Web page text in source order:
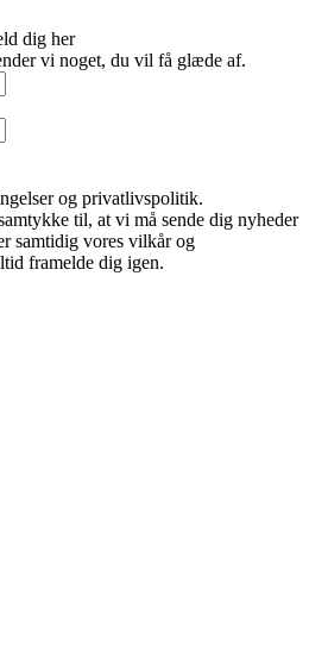
dig her
vi noget, du vil få glæde af.
og privatlivspolitik.
til, at vi må sende dig nyheder
samtidig vores vilkår og
framelde dig igen.